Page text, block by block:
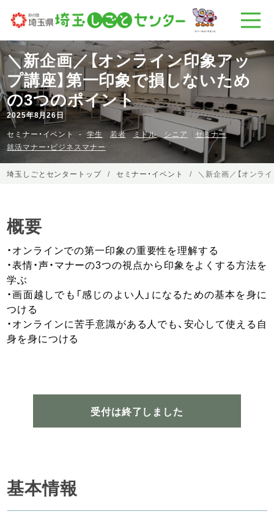
＼新企画／【オンライン印象アッ
プ講座】第一印象で損しないため
の3つのポイント
2025年8月26日
セミナー・イベント
学生 若者 ミドル シニア
セミナー
就活マナー・ビジネスマナー
埼玉しごとセンタートップ セミナー・イベント ＼新企画／【オンラ
概要
・オンラインでの第一印象の重要性を理解する
・表情・声・マナーの3つの視点から印象をよくする方法を
学ぶ
・画面越しでも「感じのよい人」になるための基本を身に
つける
・オンラインに苦手意識がある人でも、安心して使える自
身を身につける
受付は終了しました
基本情報